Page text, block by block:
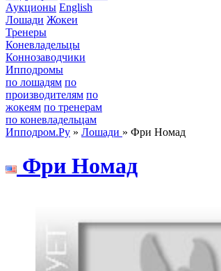
Аукционы English
Лошади Жокеи
Тренеры
Коневладельцы
Коннозаводчики
Ипподромы
по лошадям по
производителям по
жокеям по тренерам
по коневладельцам
Ипподром.Ру » Лошади » Фри Номад
Фpи Hoмад